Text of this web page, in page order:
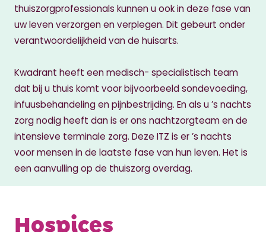
thuiszorgprofessionals kunnen u ook in deze fase van
uw leven verzorgen en verplegen. Dit gebeurt onder
verantwoordelijkheid van de huisarts.
Kwadrant heeft een medisch- specialistisch team
dat bij u thuis komt voor bijvoorbeeld sondevoeding,
infuusbehandeling en pijnbestrijding. En als u ’s nachts
zorg nodig heeft dan is er ons nachtzorgteam en de
intensieve terminale zorg. Deze ITZ is er ’s nachts
voor mensen in de laatste fase van hun leven. Het is
een aanvulling op de thuiszorg overdag.
Hospices